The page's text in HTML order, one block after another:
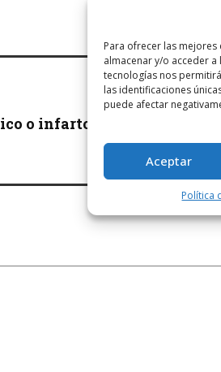
Para ofrecer las
almacenar y/o acceder
tecnologías nos
las identificaciones
puede afectar
Aceptar
Política
o infarto? en ...